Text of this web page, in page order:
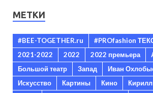
МЕТКИ
#BEE-TOGETHER.ru
#PROfashion
2021-2022
2022 2022 премьера
Большой театр
Запад
Иван
Искусство
Картины Кино